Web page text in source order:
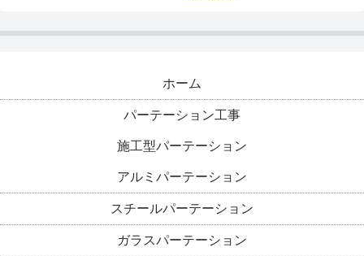
ホーム
パーテーション工事
施工型パーテーション
アルミパーテーション
スチールパーテーション
ガラスパーテーション